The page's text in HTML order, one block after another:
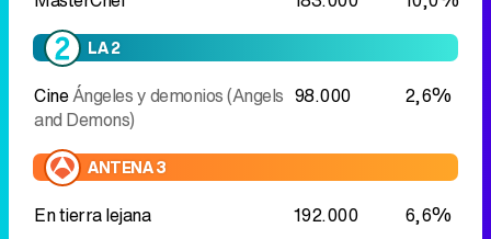
En tierra lejana 192.000 6,6%
CUATRO
En guardiaEl crimen de Pioz 263.000
5,3%
En guardia: mujeres contra el
crimenFago
135.000 5,5%